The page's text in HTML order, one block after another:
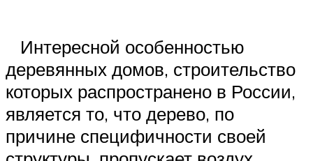
Интересной особенностью
деревянных домов, строительство
которых распространено в России,
является то, что дерево, по
причине специфичности своей